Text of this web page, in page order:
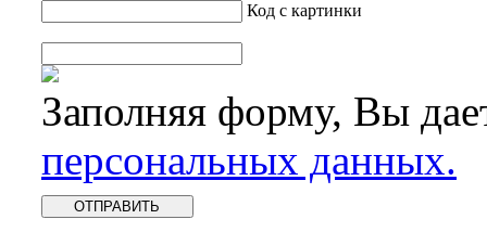
Код с картинки
Заполняя форму, Вы
персональных данных.